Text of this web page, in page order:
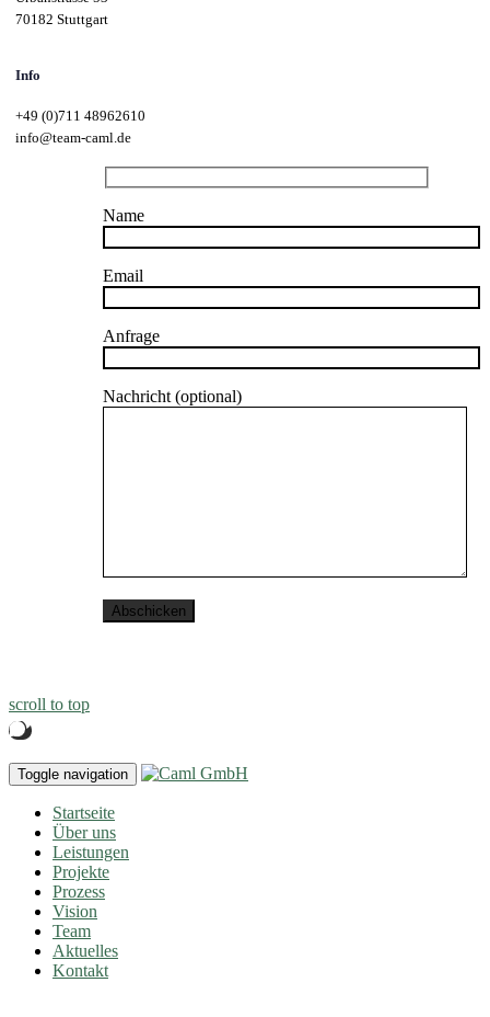
70182 Stuttgart
Info
+49 (0)711 48962610
info@team-caml.de
Name
Email
Anfrage
Nachricht (optional)
scroll to top
Toggle navigation
Startseite
Über uns
Leistungen
Projekte
Prozess
Vision
Team
Aktuelles
Kontakt